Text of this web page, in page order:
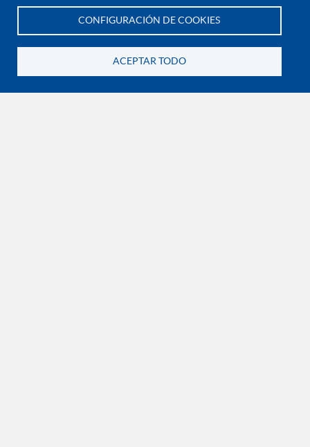
CONFIGURACIÓN DE COOKIES
ACEPTAR TODO
¡CONÉCTATE CON LA INSTITUCIÓN!